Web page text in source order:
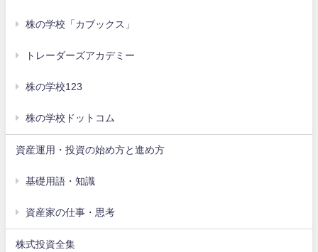
株の学校「カブックス」
トレーダーズアカデミー
株の学校123
株の学校ドットコム
資産運用・投資の始め方と進め方
基礎用語・知識
資産家の仕事・思考
株式投資全集